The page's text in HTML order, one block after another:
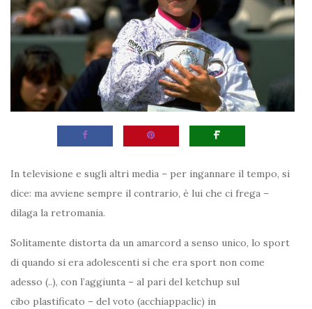
In televisione e sugli altri media – per ingannare il tempo, si
dice: ma avviene sempre il contrario, è lui che ci frega –
dilaga la retromania.
Solitamente distorta da un amarcord a senso unico, lo sport
di quando si era adolescenti sì che era sport non come
adesso (..), con l’aggiunta – al pari del ketchup sul
cibo plastificato – del voto (acchiappaclic) in